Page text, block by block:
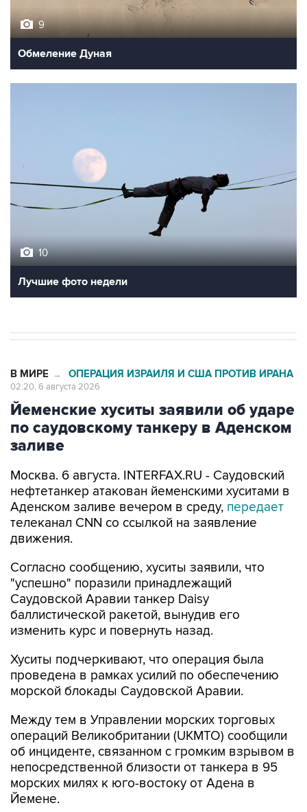
Обмеление Дуная
Лучшие фото недели
Йеменские хуситы заявили об ударе
по саудовскому танкеру в Аденском
заливе
Москва. 6 августа. INTERFAX.RU - Саудовский
Аденском заливе вечером в среду,передает
телеканал CNN со ссылкой на заявление
движения.
Согласно сообщению, хуситы заявили, что
Саудовской Аравии танкер Daisy
баллистической ракетой, вынудив его
изменить курс и повернуть назад.
Хуситы подчеркивают, что операция была
морской блокады Саудовской Аравии.
Между тем в Управлении морских торговых
об инциденте, связанном с громким взрывом в
непосредственной близости от танкера в 95
морских милях к юго-востоку от Адена в
Йемене.
Сообщение об инциденте было получено в